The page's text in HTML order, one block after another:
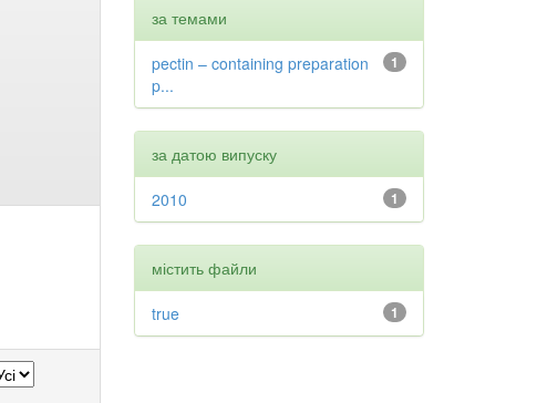
за темами
1
pectin – containing preparation
p...
за датою випуску
1
2010
містить файли
1
true